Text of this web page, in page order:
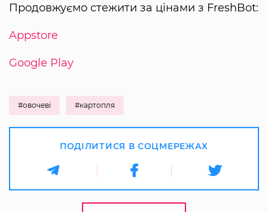
Продовжуємо стежити за цінами з FreshBot:
Appstore
Google Play
#овочеві #картопля
ПОДІЛИТИСЯ В СОЦМЕРЕЖАХ